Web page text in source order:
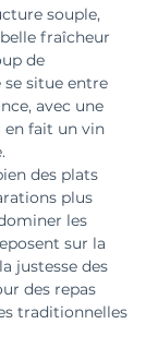
souple,
fraîcheur
de
situe entre
avec une
en fait un vin
des plats
plus
les
sur la
justesse des
des repas
traditionnelles